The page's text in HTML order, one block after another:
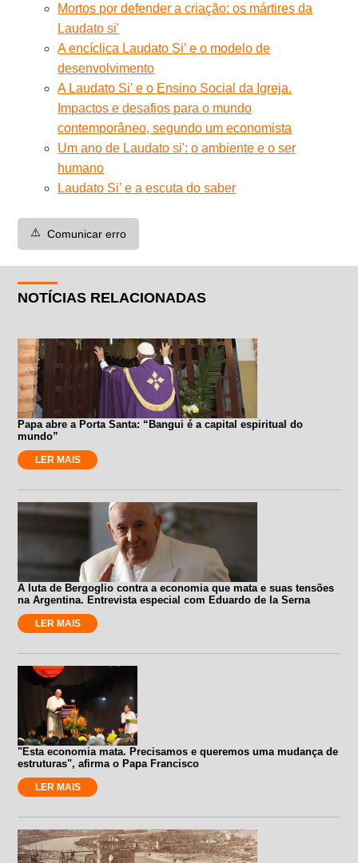
Mortos por defender a criação: os mártires da
Laudato si'
A encíclica Laudato Si’ e o modelo de
desenvolvimento
A Laudato Si' e o Ensino Social da Igreja.
Impactos e desafios para o mundo
contemporâneo, segundo um economista
Um ano de Laudato si': o ambiente e o ser
humano
Laudato Si’ e a escuta do saber
⚠️ Comunicar erro
NOTÍCIAS RELACIONADAS
Papa abre a Porta Santa: “Bangui é a capital espiritual do
mundo”
LER MAIS
A luta de Bergoglio contra a economia que mata e suas tensões
na Argentina. Entrevista especial com Eduardo de la Serna
LER MAIS
"Esta economia mata. Precisamos e queremos uma mudança de
estruturas", afirma o Papa Francisco
LER MAIS